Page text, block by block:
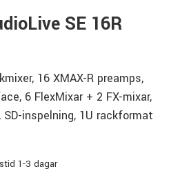
SE 16R
16 XMAX-R preamps,
6 FlexMixar + 2 FX-mixar,
inspelning, 1U rackformat
1-3 dagar